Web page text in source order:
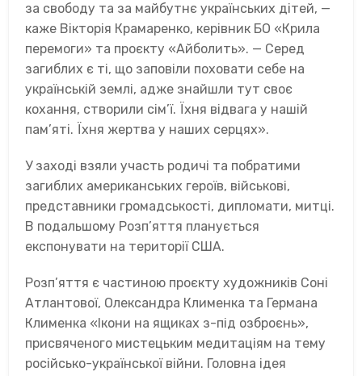
за свободу та за майбутнє українських дітей, —
каже Вікторія Крамаренко, керівник БО «Крила
перемоги» та проєкту «Айболить». — Серед
загиблих є ті, що заповіли поховати себе на
українській землі, адже знайшли тут своє
кохання, створили сім’ї. Їхня відвага у нашій
пам’яті. Їхня жертва у наших серцях».
У заході взяли участь родичі та побратими
загиблих американських героїв, військові,
представники громадськості, дипломати, митці.
В подальшому Розп’яття планується
експонувати на території США.
Розп’яття є частиною проєкту художників Соні
Атлантової, Олександра Клименка та Германа
Клименка «Ікони на ящиках з-під озброєнь»,
присвяченого мистецьким медитаціям на тему
російсько-української війни. Головна ідея